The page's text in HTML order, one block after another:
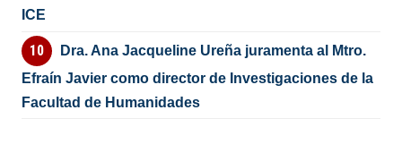
ICE
Dra. Ana Jacqueline Ureña juramenta al Mtro.
Efraín Javier como director de Investigaciones de la
Facultad de Humanidades